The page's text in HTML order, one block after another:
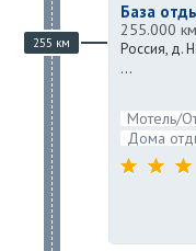
255 км
База
255.000 км
Россия, д.
...
Мотель/
Дома